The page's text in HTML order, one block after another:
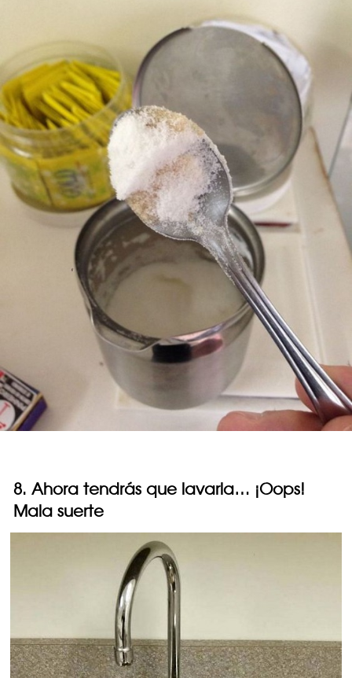
8. Ahora tendrás que lavarla… ¡Oops!
Mala suerte